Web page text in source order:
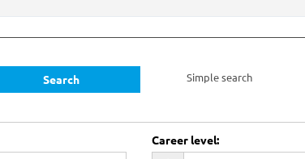
Search Simple search
Career level: